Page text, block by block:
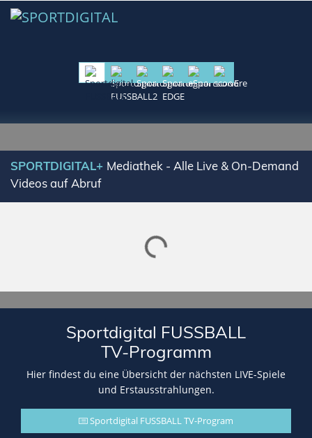
SPORTDIGITAL+ Mediathek - Alle Live & On-Demand
Videos auf Abruf
Lade SPORTDIGITAL+ Mediathek
Sportdigital FUSSBALL
TV-Programm
Hier findest du eine Übersicht der nächsten LIVE-Spiele
und Erstausstrahlungen.
Sportdigital FUSSBALL TV-Program